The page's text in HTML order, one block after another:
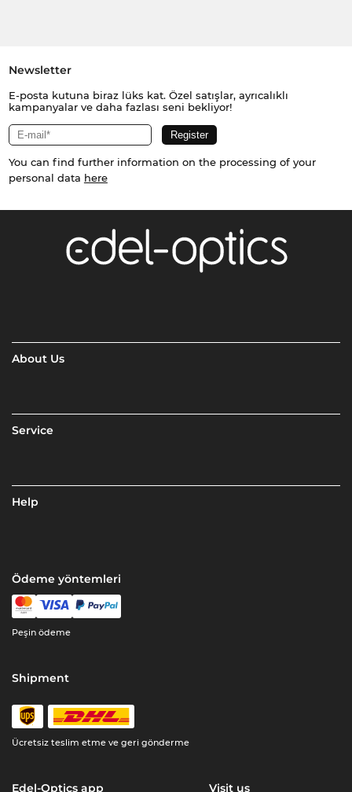
Newsletter
E-posta kutuna biraz lüks kat. Özel satışlar, ayrıcalıklı
kampanyalar ve daha fazlası seni bekliyor!
You can find further information on the processing of your
personal data here
About Us
Service
Help
Ödeme yöntemleri
Peşin ödeme
Shipment
Ücretsiz teslim etme ve geri gönderme
Edel-Optics app Visit us